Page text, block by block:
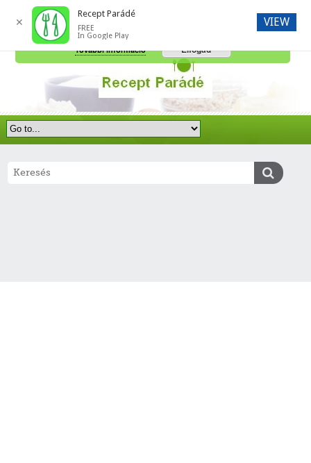
A honlap további használatához a sütik használatát el kell fogadni.
További információ
Elfogad
✕
Recept Parádé
FREE
In Google Play
VIEW